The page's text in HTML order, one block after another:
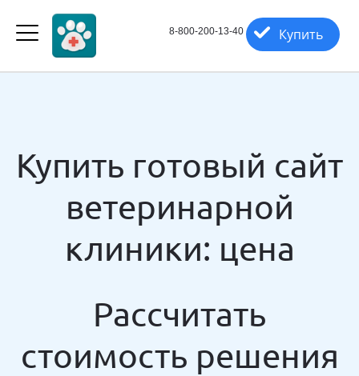
8-800-200-13-40 Купить
Купить готовый сайт
ветеринарной
клиники: цена
Рассчитать
стоимость решения